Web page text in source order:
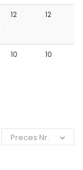
12 12
10 10
Preces Nr.